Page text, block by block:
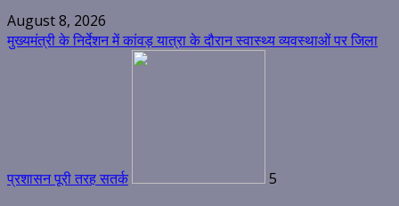
August 8, 2026
मुख्यमंत्री के निर्देशन में कांवड़ यात्रा के दौरान स्वास्थ्य व्यवस्थाओं पर जिला
प्रशासन पूरी तरह सतर्क 5